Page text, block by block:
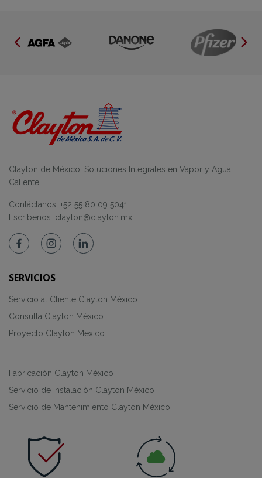
Clayton de México, Soluciones Integrales en Vapor y Agua
Caliente.
Contáctanos: +52 55 80 09 5041
Escríbenos: clayton@clayton.mx
SERVICIOS
Servicio al Cliente Clayton México
Consulta Clayton México
Proyecto Clayton México
Fabricación Clayton México
Servicio de Instalación Clayton México
Servicio de Mantenimiento Clayton México